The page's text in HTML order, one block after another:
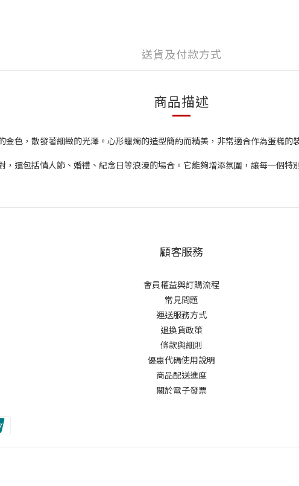
送貨及付款方式
商品描述
色，散發著細緻的光澤。心形蠟燭的造型簡約而精美，非常適合作為蛋糕
還包括情人節、婚禮、紀念日等浪漫的場合。它能夠增添氛圍，讓每一個
顧客服務
會員權益與訂購流程
常見問題
運送服務方式
退換貨政策
條款與細則
優惠代碼使用說明
商品配送進度
關於電子發票